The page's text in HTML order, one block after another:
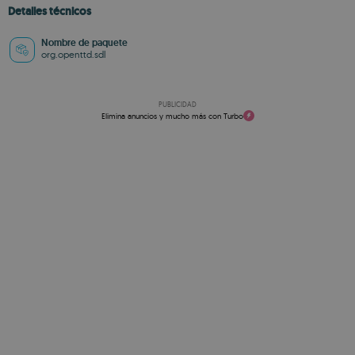
Detalles técnicos
Nombre de paquete
org.openttd.sdl
PUBLICIDAD
Elimina anuncios y mucho más con Turbo